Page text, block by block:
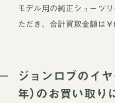
モデル用の純正シューツ
ただき、合計買取金額は
ジョンロブのイ
年）のお買い取り